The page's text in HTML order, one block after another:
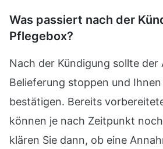
Was passiert nach der
Pflegebox?
Nach der Kündigung sollte der
Belieferung stoppen und
bestätigen. Bereits
können je nach Zeitpunkt
klären Sie dann, ob eine